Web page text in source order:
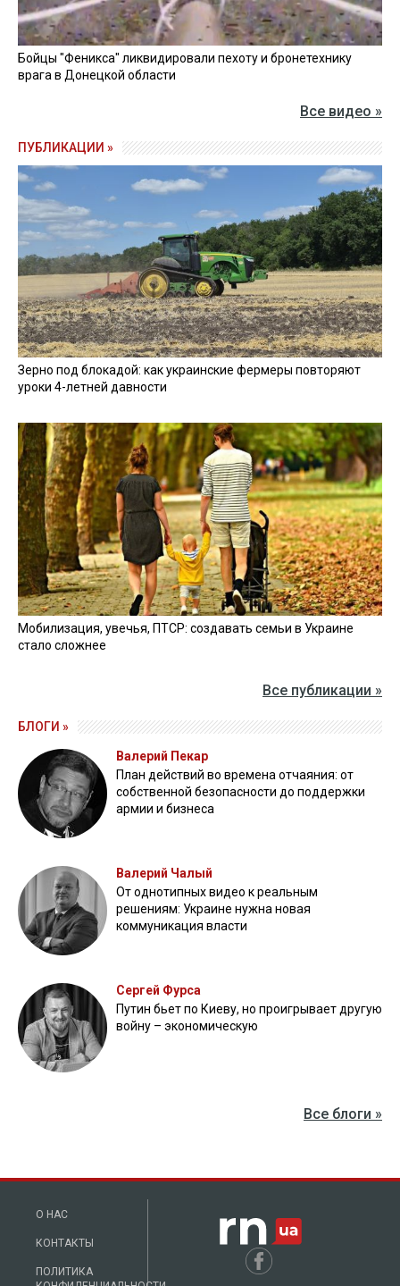
Бойцы "Феникса" ликвидировали пехоту и бронетехнику
врага в Донецкой области
Все видео »
ПУБЛИКАЦИИ »
Зерно под блокадой: как украинские фермеры повторяют
уроки 4-летней давности
Мобилизация, увечья, ПТСР: создавать семьи в Украине
стало сложнее
Все публикации »
БЛОГИ »
Валерий Пекар
План действий во времена отчаяния: от
собственной безопасности до поддержки
армии и бизнеса
Валерий Чалый
От однотипных видео к реальным
решениям: Украине нужна новая
коммуникация власти
Сергей Фурса
Путин бьет по Киеву, но проигрывает другую
войну – экономическую
Все блоги »
О НАС
КОНТАКТЫ
ПОЛИТИКА